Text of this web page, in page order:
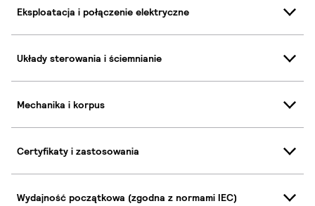
Eksploatacja i połączenie elektryczne
Układy sterowania i ściemnianie
Mechanika i korpus
Certyfikaty i zastosowania
Wydajność początkowa (zgodna z normami IEC)